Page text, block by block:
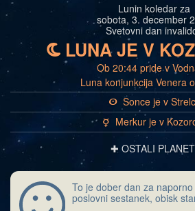
Lunin koledar za
sobota, 3. december
Svetovni dan
b LUNA JE V
Ob 20:44 pride v
Luna konjunkcija Venera
a Sonce je v
c Merkur je v
✚ OSTALI
To je dober dan za
poslovni sestanek, obisk